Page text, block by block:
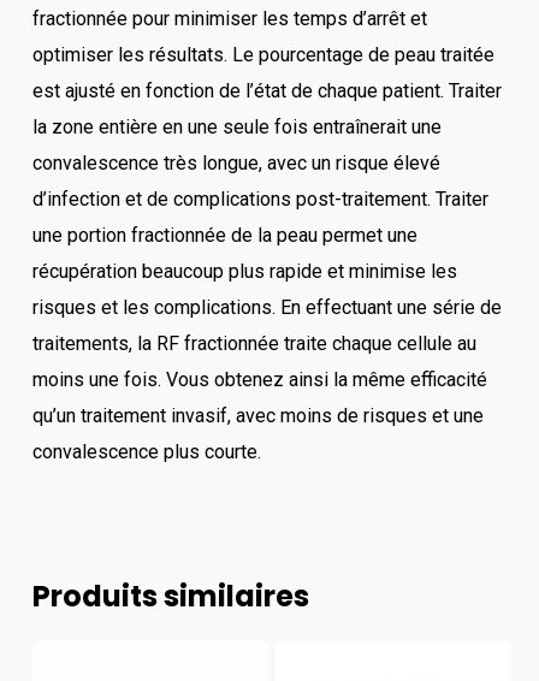
fractionnée pour minimiser les temps d’arrêt et
optimiser les résultats. Le pourcentage de peau traitée
est ajusté en fonction de l’état de chaque patient. Traiter
la zone entière en une seule fois entraînerait une
convalescence très longue, avec un risque élevé
d’infection et de complications post-traitement. Traiter
une portion fractionnée de la peau permet une
récupération beaucoup plus rapide et minimise les
risques et les complications. En effectuant une série de
traitements, la RF fractionnée traite chaque cellule au
moins une fois. Vous obtenez ainsi la même efficacité
qu’un traitement invasif, avec moins de risques et une
convalescence plus courte.
Produits similaires